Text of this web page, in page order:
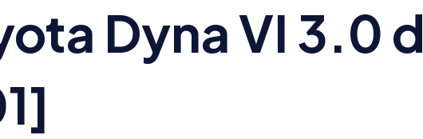
Dyna VI 3.0 d